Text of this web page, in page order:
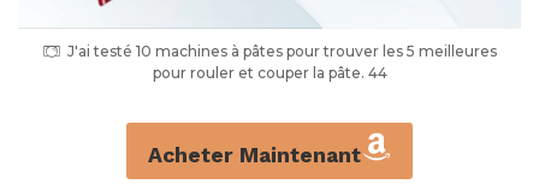
J'ai testé 10 machines à pâtes pour trouver les 5 meilleures
pour rouler et couper la pâte. 44
Acheter Maintenant